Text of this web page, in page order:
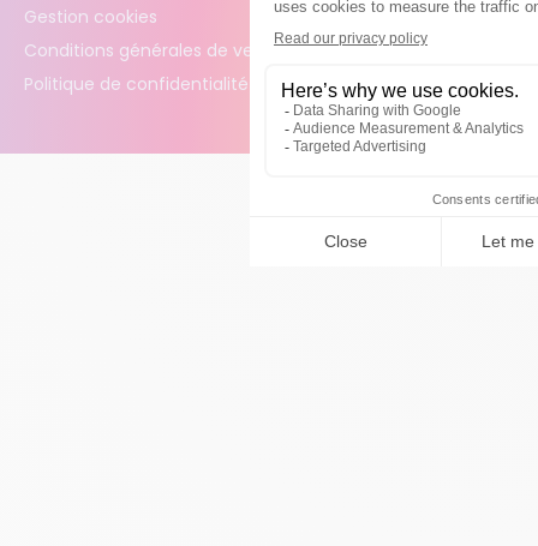
Gestion cookies
Conditions générales de vente
Politique de confidentialité des données